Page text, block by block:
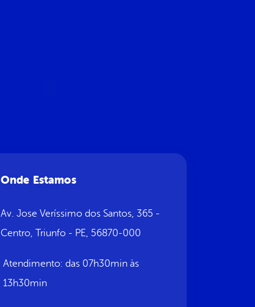
Onde Estamos
Av. Jose Veríssimo dos Santos, 365 -
Centro, Triunfo - PE, 56870-000
Atendimento: das 07h30min às
13h30min